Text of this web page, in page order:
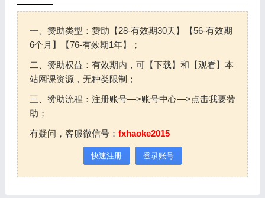
一、赞助类型：赞助【28-有效期30天】【56-有效期
6个月】【76-有效期1年】；
二、赞助权益：有效期内，可【下载】和【观看】本
站网课资源，无种类限制；
三、赞助流程：注册账号—>账号中心—>点击我要赞
助；
有疑问，客服微信号： fxhaoke2015
快速注册 登录账号